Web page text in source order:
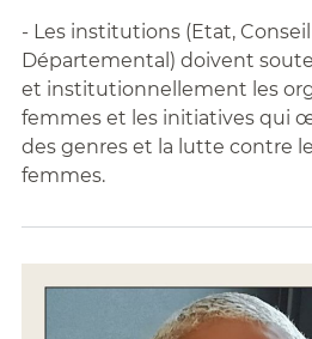
- Les institutions (Etat, Conseil
Départemental) doivent
et institutionnellement les
femmes et les initiatives qui
des genres et la lutte contre
femmes.